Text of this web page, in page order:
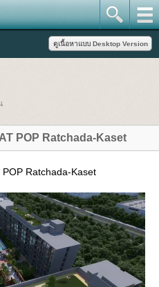
POP Ratchada-Kaset
Ratchada-Kaset